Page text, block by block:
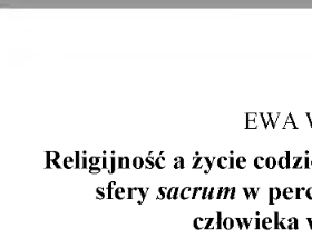
EWA
Religijność a życie
sfery sacrum w
człowieka